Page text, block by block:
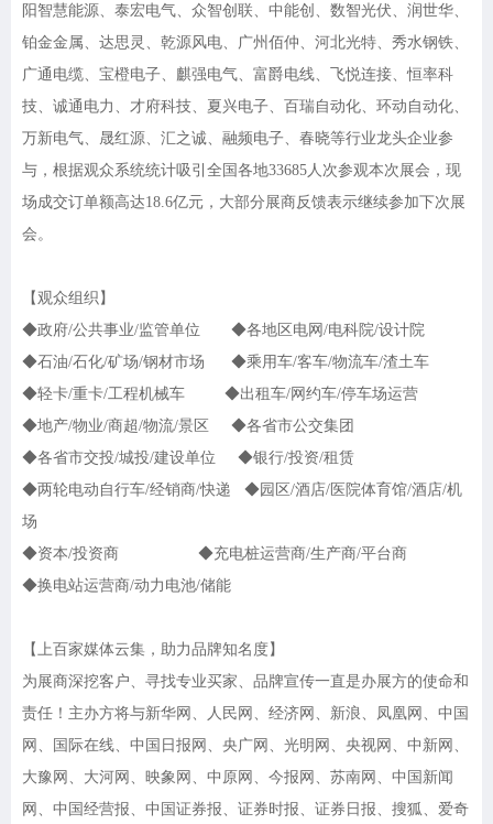
阳智慧能源、泰宏电气、众智创联、中能创、数智光伏、润世华、
铂金金属、达思灵、乾源风电、广州佰仲、河北光特、秀水钢铁、
广通电缆、宝橙电子、麒强电气、富爵电线、飞悦连接、恒率科
技、诚通电力、才府科技、夏兴电子、百瑞自动化、环动自动化、
万新电气、晟红源、汇之诚、融频电子、春晓等行业龙头企业参
与，根据观众系统统计吸引全国各地33685人次参观本次展会，现
场成交订单额高达18.6亿元，大部分展商反馈表示继续参加下次展
会。
【观众组织】
◆政府/公共事业/监管单位 ◆各地区电网/电科院/设计院
◆石油/石化/矿场/钢材市场 ◆乘用车/客车/物流车/渣土车
◆轻卡/重卡/工程机械车 ◆出租车/网约车/停车场运营
◆地产/物业/商超/物流/景区 ◆各省市公交集团
◆各省市交投/城投/建设单位 ◆银行/投资/租赁
◆两轮电动自行车/经销商/快递 ◆园区/酒店/医院体育馆/酒店/机
场
◆资本/投资商 ◆充电桩运营商/生产商/平台商
◆换电站运营商/动力电池/储能
【上百家媒体云集，助力品牌知名度】
为展商深挖客户、寻找专业买家、品牌宣传一直是办展方的使命和
责任！主办方将与新华网、人民网、经济网、新浪、凤凰网、中国
网、国际在线、中国日报网、央广网、光明网、央视网、中新网、
大豫网、大河网、映象网、中原网、今报网、苏南网、中国新闻
网、中国经营报、中国证券报、证券时报、证券日报、搜狐、爱奇